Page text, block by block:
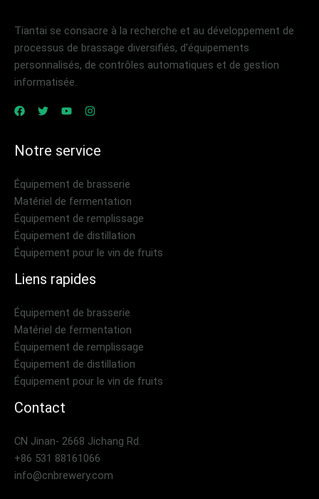
Tiantai se consacre à la recherche et au développement de
processus de brassage diversifiés, d'équipements
personnalisés, de contrôles automatiques et de gestion
informatisée.
Notre service
Équipement de brasserie
Matériel de fermentation
Équipement de remplissage
Équipement de distillation
Équipement pour le vin de fruits
Liens rapides
Équipement de brasserie
Matériel de fermentation
Équipement de remplissage
Équipement de distillation
Équipement pour le vin de fruits
Contact
CN Jinan- 2668 Jichang Rd.
+86 531 88161066
info@cnbrewery.com